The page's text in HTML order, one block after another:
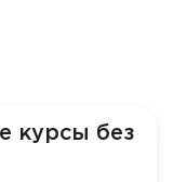
курсы без